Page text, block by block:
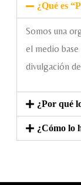
¿Qué es
Somos una
el medio
divulgación
¿Por qué
¿Cómo lo